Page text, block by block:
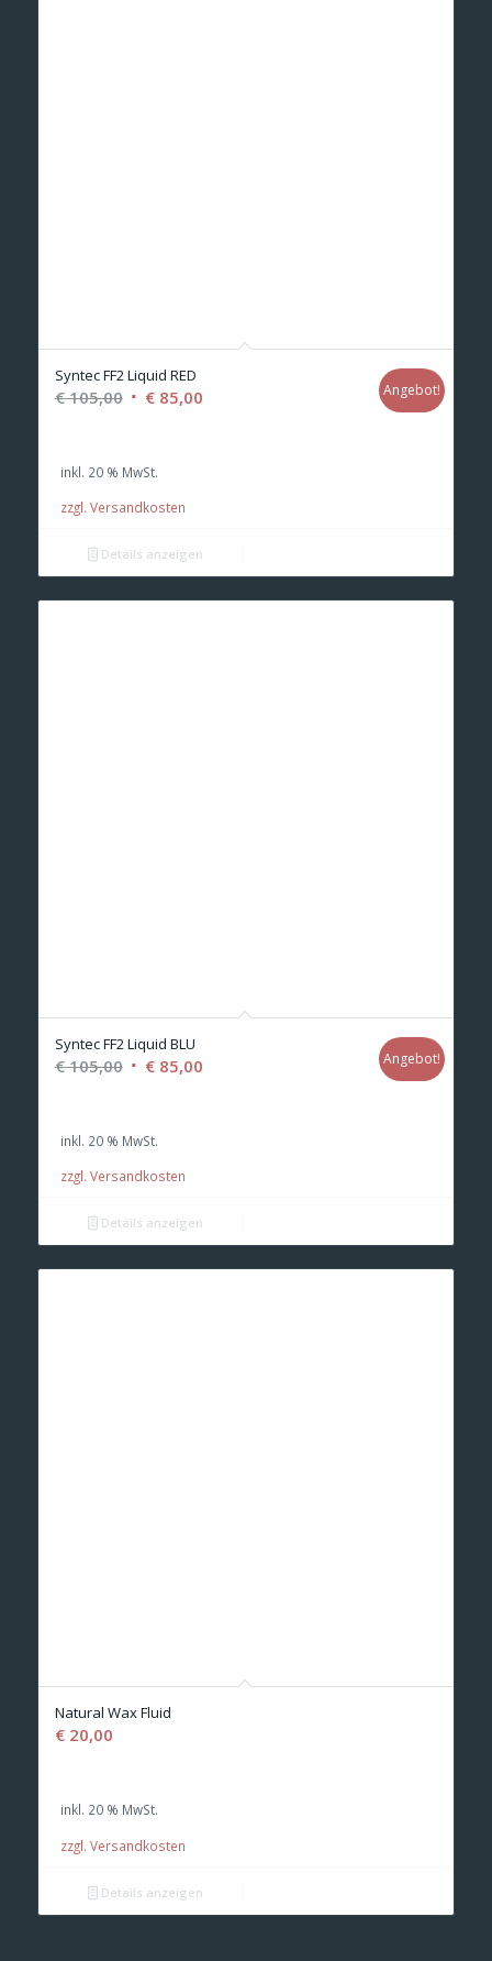
Syntec FF2 Liquid RED
€105,00 Ursprünglicher
€ 105,00
€85,00Aktueller
Angebot!
inkl. 20 % MwSt.
zzgl. Versandkosten
Details anzeigen
Syntec FF2 Liquid BLU
€105,00 Ursprünglicher
€ 105,00
€85,00Aktueller
Angebot!
inkl. 20 % MwSt.
zzgl. Versandkosten
Details anzeigen
Natural Wax Fluid
€20,00
inkl. 20 % MwSt.
zzgl. Versandkosten
Details anzeigen